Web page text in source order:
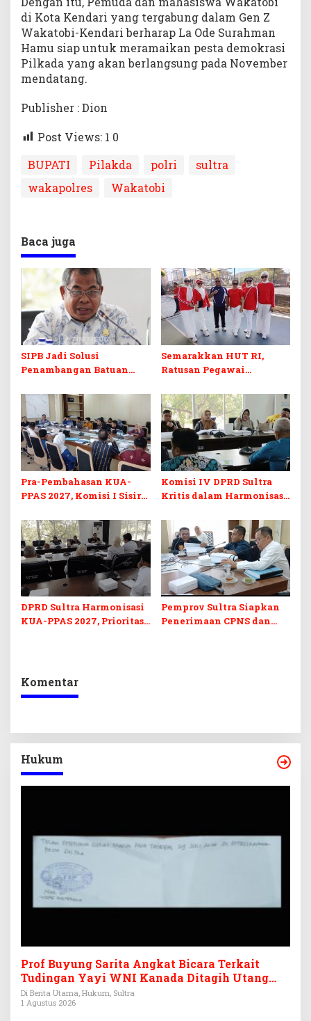
di Kota Kendari yang tergabung dalam Gen Z
Wakatobi-Kendari berharap La Ode Surahman
Hamu siap untuk meramaikan pesta demokrasi
Pilkada yang akan berlangsung pada November
mendatang.
Publisher : Dion
Post Views: 1 0
BUPATI
Pilakda polri
sultra
wakapolres
Wakatobi
Baca juga
SIPB Jadi Solusi
Penambangan Batuan
di Sultra
Semarakkan HUT RI,
Ratusan Pegawai
Ikuti Lomba Bola Gotong
Pra-Pembahasan KUA-
PPAS 2027, Komisi I Sisir
Berkelanjutan
Komisi IV DPRD Sultra
Kritis dalam Harmonisasi
Perubahan APBD 2026
DPRD Sultra Harmonisasi
KUA-PPAS 2027, Prioritas
Pemprov Sultra Siapkan
Penerimaan CPNS dan
Komentar
Hukum
Prof Buyung Sarita Angkat Bicara Terkait
Tudingan Yayi WNI Kanada Ditagih Utang
Rp3,6 Miliar
Di Berita Utama, Hukum, Sultra
1 Agustus 2026